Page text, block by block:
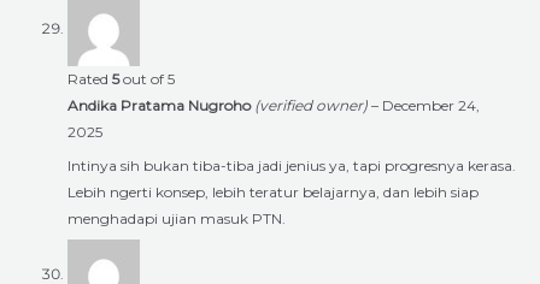
Rated 5out of 5
Andika Pratama Nugroho (verified owner) – December 24,
2025
Intinya sih bukan tiba-tiba jadi jenius ya, tapi progresnya kerasa.
Lebih ngerti konsep, lebih teratur belajarnya, dan lebih siap
menghadapi ujian masuk PTN.